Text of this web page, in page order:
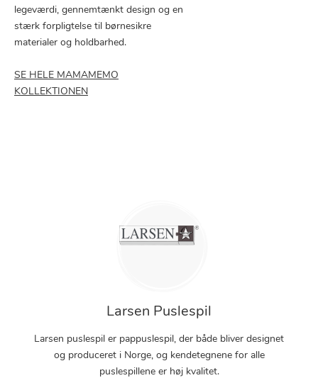
legeværdi, gennemtænkt design og en
stærk forpligtelse til børnesikre
materialer og holdbarhed.
SE HELE MAMAMEMO
KOLLEKTIONEN
Larsen Puslespil
Larsen puslespil er pappuslespil, der både bliver designet
og produceret i Norge, og kendetegnene for alle
puslespillene er høj kvalitet.